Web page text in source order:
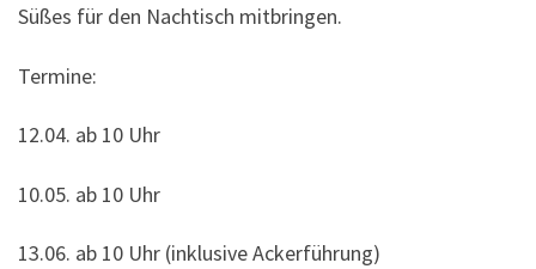
Süßes für den Nachtisch mitbringen.
Termine:
12.04. ab 10 Uhr
10.05. ab 10 Uhr
13.06. ab 10 Uhr (inklusive Ackerführung)